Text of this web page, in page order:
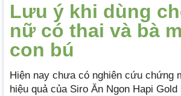
Lưu ý khi dùng
nữ có thai và bà
con bú
Hiện nay chưa có nghiên cứu chứng
hiệu quả của Siro Ăn Ngon Hapi Gold